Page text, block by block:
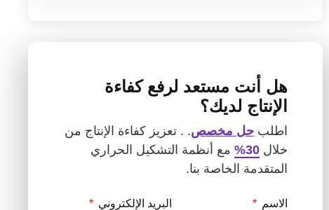
هل أنت مستعد لرفع كفاءة
الإنتاج لديك؟
اطلب حل مخصص. . تعزيز كفاءة الإنتاج من
خلال 30%
مع أنظمة التشكيل الحراري
المتقدمة الخاصة بنا.
الاسم البريد الإلكتروني